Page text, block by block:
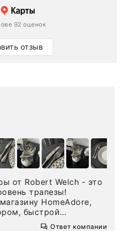
92 оценок
отзыв
от Robert Welch - это
трапезы!
HomeAdore,
быстрой
сервисом. Один раз
Ответ компании